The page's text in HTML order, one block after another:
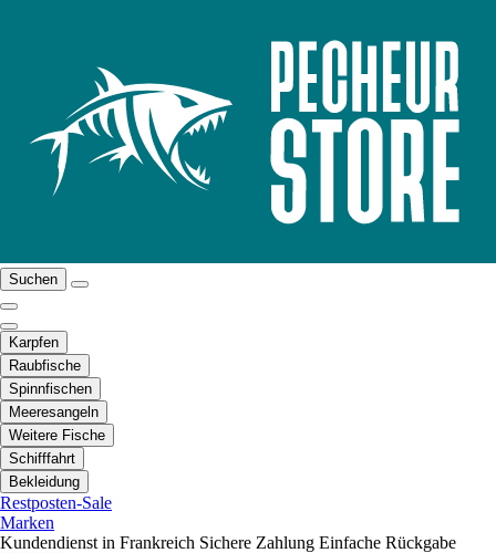
Suchen
Karpfen
Raubfische
Spinnfischen
Meeresangeln
Weitere Fische
Schifffahrt
Bekleidung
Restposten-Sale
Marken
Kundendienst in Frankreich Sichere Zahlung Einfache Rückgabe